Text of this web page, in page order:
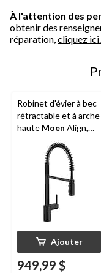
À l'attention des
obtenir des
réparation, cliquez ici.
Robinet d'évier à bec
rétractable et à arche
haute Moen Align,
poignée simple et
douchette, noir mat
Ajouter
949,99 $